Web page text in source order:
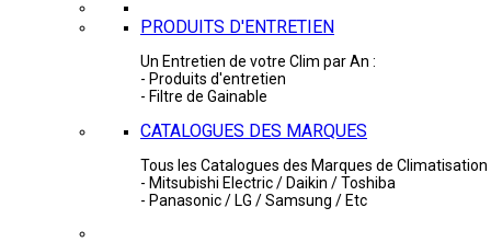
PRODUITS D'ENTRETIEN
Un Entretien de votre Clim par An :
- Produits d'entretien
- Filtre de Gainable
CATALOGUES DES MARQUES
Tous les Catalogues des Marques de Climatisation
- Mitsubishi Electric / Daikin / Toshiba
- Panasonic / LG / Samsung / Etc